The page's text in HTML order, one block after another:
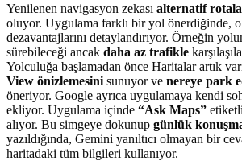
Yenilenen navigasyon zekası alternatif
oluyor. Uygulama farklı bir yol önerdiğinde, o
dezavantajlarını detaylandırıyor. Örneğin
sürebileceği ancak daha az trafikle
Yolculuğa başlamadan önce Haritalar artık
View önizlemesini sunuyor ve nereye park
öneriyor. Google ayrıca uygulamaya kendi
ekliyor. Uygulama içinde “Ask Maps”
alıyor. Bu simgeye dokunup günlük
yazıldığında, Gemini yanıltıcı olmayan bir
haritadaki tüm bilgileri kullanıyor.